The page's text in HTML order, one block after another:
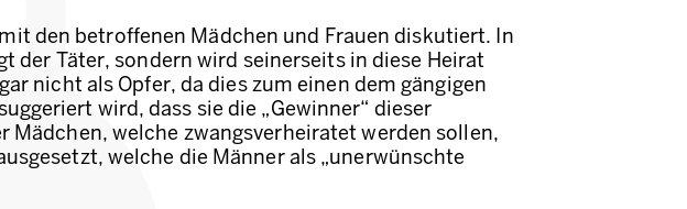
den betroffenen Mädchen und Frauen diskutiert. In
der Täter, sondern wird seinerseits in diese Heirat
nicht als Opfer, da dies zum einen dem gängigen
wird, dass sie die „Gewinner“ dieser
Mädchen, welche zwangsverheiratet werden sollen,
welche die Männer als „unerwünschte